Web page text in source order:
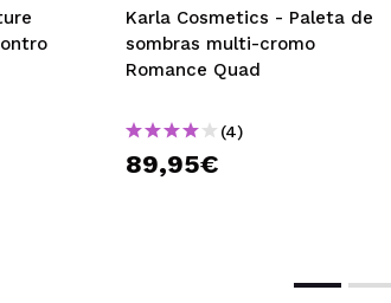
Karla Cosmetics - Paleta de
sombras multi-cromo
Romance Quad
(4)
89,95€